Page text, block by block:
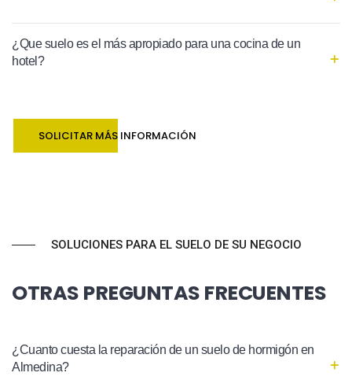
¿Que suelo es el más apropiado para una cocina de un
hotel?
SOLICITAR MÁS INFORMACIÓN
SOLUCIONES PARA EL SUELO DE SU NEGOCIO
OTRAS PREGUNTAS FRECUENTES
¿Cuanto cuesta la reparación de un suelo de hormigón en
Almedina?